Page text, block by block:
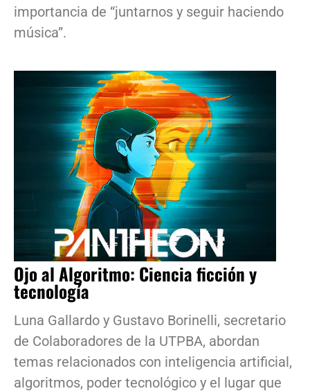
importancia de “juntarnos y seguir haciendo
música”.
Ojo al Algoritmo: Ciencia ficción y
tecnología
Luna Gallardo y Gustavo Borinelli, secretario
de Colaboradores de la UTPBA, abordan
temas relacionados con inteligencia artificial,
algoritmos, poder tecnológico y el lugar que